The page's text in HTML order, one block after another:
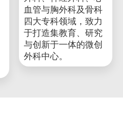
血管与胸外科及骨科
四大专科领域，致力
于打造集教育、研究
与创新于一体的微创
外科中心。